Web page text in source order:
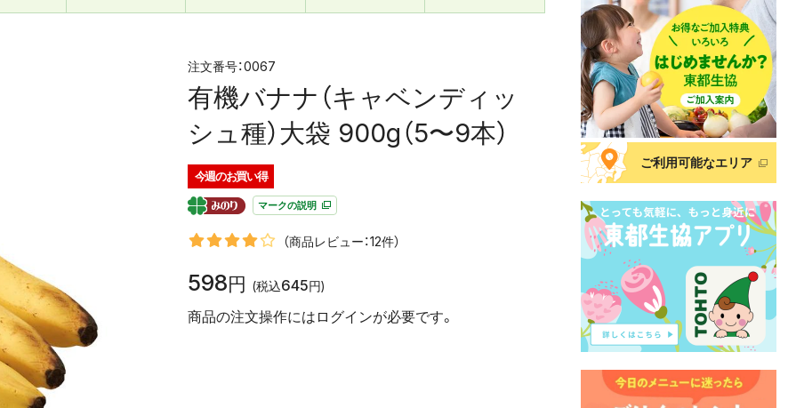
0067
有機バナナ（キャベンディッ
シュ種）大袋 900g（5〜9本）
今週のお買い得
マークの説明
（商品レビュー：12件）
598円 (税込645円)
商品の注文操作にはログインが必要です。
ご利用可能なエリア